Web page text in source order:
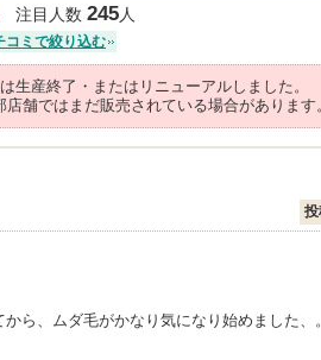
注目人数 245人
コミで絞り込む
生産終了・またはリニューアルしました。
店舗ではまだ販売されている場合があります
ら、ムダ毛がかなり気になり始めました